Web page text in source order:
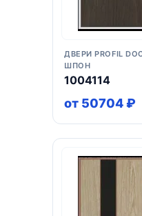
ДВЕРИ PROFIL
ШПОН
1004114
от 50704 ₽